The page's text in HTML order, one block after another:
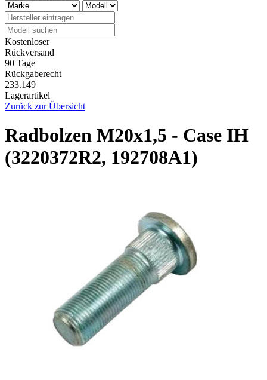
Kostenloser
Rückversand
90 Tage
Rückgaberecht
233.149
Lagerartikel
Zurück zur Übersicht
Radbolzen M20x1,5 - Case IH
(3220372R2, 192708A1)